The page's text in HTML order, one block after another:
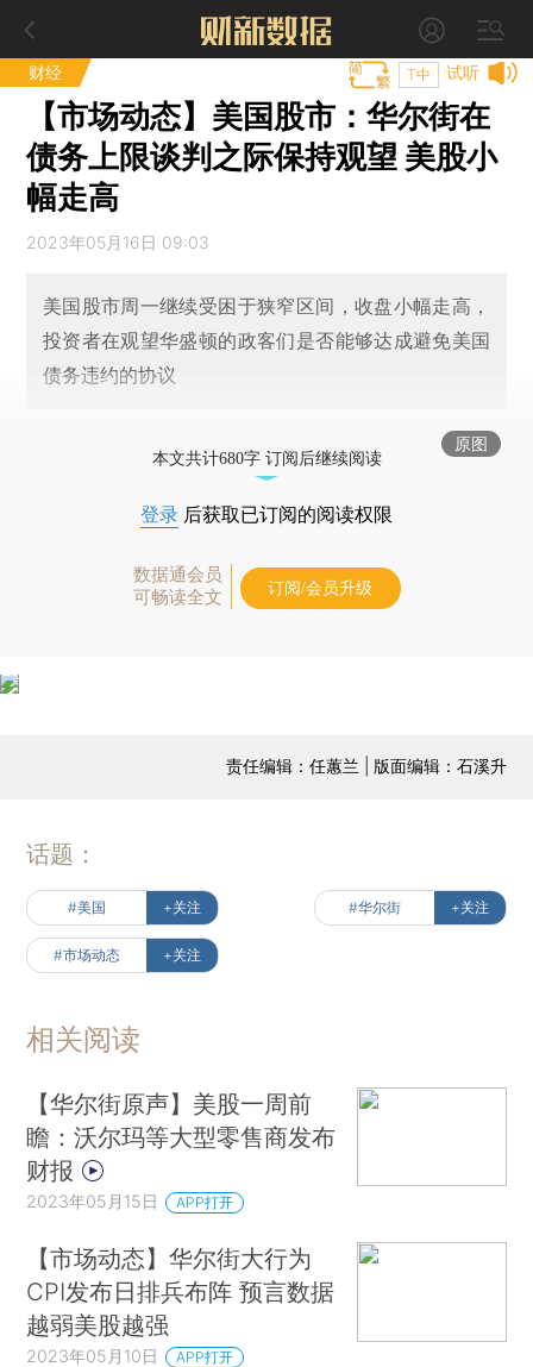
财经 试听
T中
【市场动态】美国股市：华尔街在
债务上限谈判之际保持观望 美股小
幅走高
2023年05月16日 09:03
美国股市周一继续受困于狭窄区间，收盘小幅走高，
投资者在观望华盛顿的政客们是否能够达成避免美国
债务违约的协议
原图
本文共计680字 订阅后继续阅读
登录 后获取已订阅的阅读权限
数据通会员
可畅读全文
订阅/会员升级
责任编辑：任蕙兰 | 版面编辑：石溪升
话题：
#美国 +关注 #华尔街 +关注
#市场动态 +关注
相关阅读
【华尔街原声】美股一周前
瞻：沃尔玛等大型零售商发布
财报
2023年05月15日 APP打开
【市场动态】华尔街大行为
CPI发布日排兵布阵 预言数据
越弱美股越强
2023年05月10日 APP打开